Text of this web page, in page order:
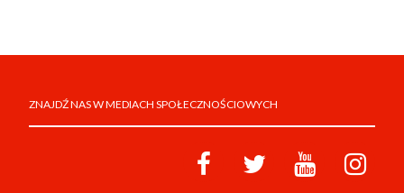
ZNAJDŹ NAS W MEDIACH SPOŁECZNOŚCIOWYCH